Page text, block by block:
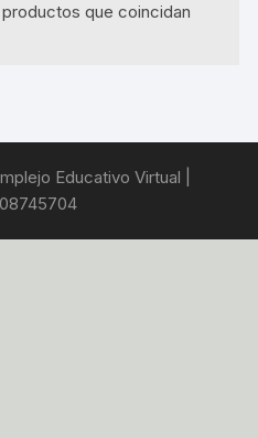
que coincidan
Educativo Virtual |